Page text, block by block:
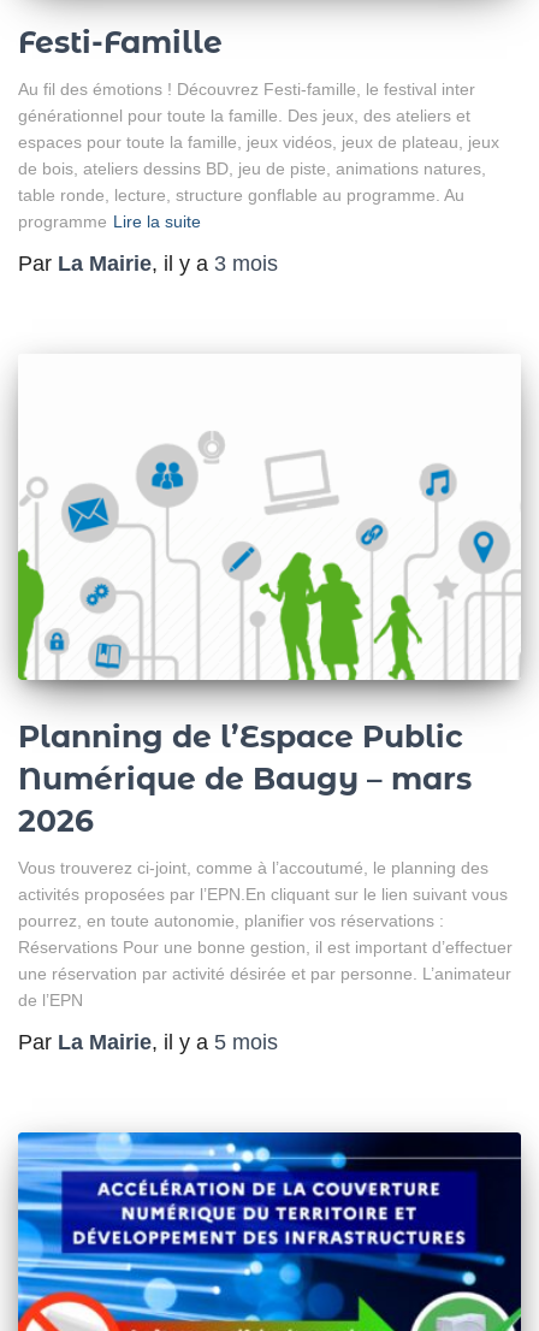
Festi-Famille
Au fil des émotions ! Découvrez Festi-famille, le festival inter
générationnel pour toute la famille. Des jeux, des ateliers et
espaces pour toute la famille, jeux vidéos, jeux de plateau, jeux
de bois, ateliers dessins BD, jeu de piste, animations natures,
table ronde, lecture, structure gonflable au programme. Au
programme Lire la suite
Par La Mairie, il y a 3 mois
Planning de l’Espace Public
Numérique de Baugy – mars
2026
Vous trouverez ci-joint, comme à l’accoutumé, le planning des
activités proposées par l’EPN.En cliquant sur le lien suivant vous
pourrez, en toute autonomie, planifier vos réservations :
Réservations Pour une bonne gestion, il est important d’effectuer
une réservation par activité désirée et par personne. L’animateur
de l’EPN
Par La Mairie, il y a 5 mois